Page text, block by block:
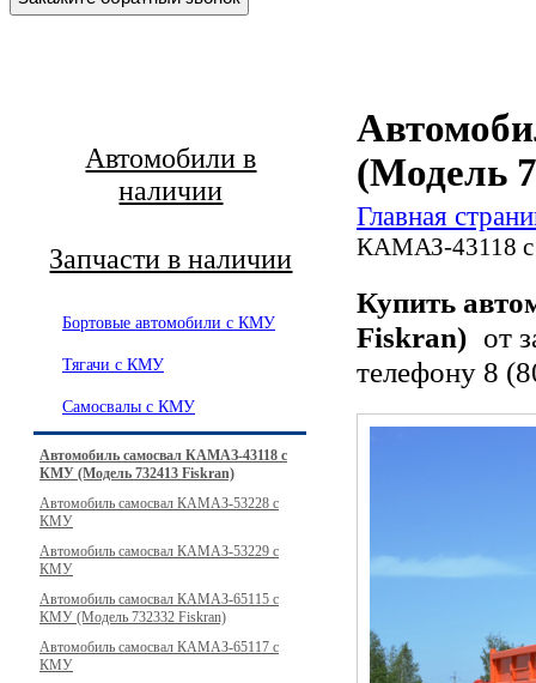
Автомобили в
наличии
Запчасти в наличии
Бортовые автомобили с КМУ
Тягачи с КМУ
Самосвалы с КМУ
Автомобиль самосвал КАМАЗ-43118 с
КМУ (Модель 732413 Fiskran)
Автомобиль самосвал КАМАЗ-53228 с
КМУ
Автомобиль самосвал КАМАЗ-53229 с
КМУ
Автомобиль самосвал КАМАЗ-65115 с
КМУ (Модель 732332 Fiskran)
Автомобиль самосвал КАМАЗ-65117 с
КМУ
(Модель
Главная
КАМАЗ-43118
Купить
Fiskran) от
телефону 8